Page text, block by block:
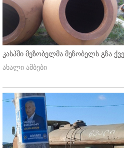
კასპში მეზობელმა მეზობელს გზა
ახალი ამბები